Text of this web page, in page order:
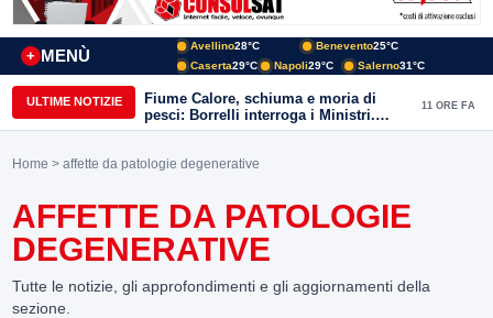
MENÙ
+
Avellino28°C Benevento25°C
Caserta29°C Napoli29°C Salerno31°C
ULTIME NOTIZIE
Fiume Calore, schiuma e moria di
pesci: Borrelli interroga i Ministri.
“Benevento paga l’assenza del
11 ORE FA
Home > affette da patologie degenerative
AFFETTE DA PATOLOGIE
DEGENERATIVE
Tutte le notizie, gli approfondimenti e gli aggiornamenti della
sezione.